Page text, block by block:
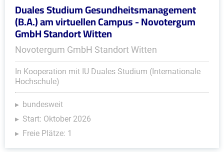
Duales Studium Gesundheitsmanagement
(B.A.) am virtuellen Campus - Novotergum
GmbH Standort Witten
Novotergum GmbH Standort Witten
In Kooperation mit IU Duales Studium (Internationale
Hochschule)
bundesweit
Start: Oktober 2026
Freie Plätze: 1